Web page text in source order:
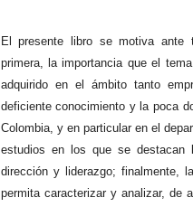
El presente libro se motiva ante
primera, la importancia que el
adquirido en el ámbito tanto
deficiente conocimiento y la poca
Colombia, y en particular en el
estudios en los que se destacan
dirección y liderazgo; finalmente,
permita caracterizar y analizar, de